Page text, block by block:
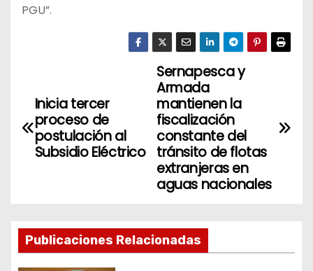
PGU”.
v
a
c
Sernapesca y
Armada
mantienen la
fiscalización
constante del
tránsito de flotas
extranjeras en
aguas nacionales
Inicia tercer
proceso de
postulación al
Subsidio Eléctrico
Publicaciones Relacionadas